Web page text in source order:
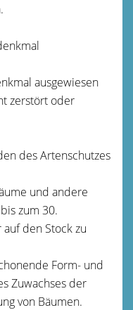
ausgewiesen
zerstört oder
des Artenschutzes
und andere
zum 30.
den Stock zu
Form- und
Zuwachses der
von Bäumen.